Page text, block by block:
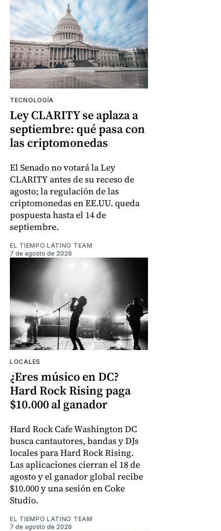
TECNOLOGÍA
Ley CLARITY se aplaza a
septiembre: qué pasa con
las criptomonedas
El Senado no votará la Ley
CLARITY antes de su receso de
agosto; la regulación de las
criptomonedas en EE.UU. queda
pospuesta hasta el 14 de
septiembre.
EL TIEMPO LATINO TEAM
7 de agosto de 2026
LOCALES
¿Eres músico en DC?
Hard Rock Rising paga
$10.000 al ganador
Hard Rock Cafe Washington DC
busca cantautores, bandas y DJs
locales para Hard Rock Rising.
Las aplicaciones cierran el 18 de
agosto y el ganador global recibe
$10.000 y una sesión en Coke
Studio.
EL TIEMPO LATINO TEAM
7 de agosto de 2026